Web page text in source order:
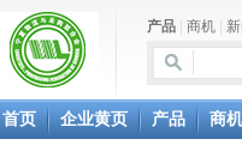
产品 商机
首页 企业黄页 产品 商机